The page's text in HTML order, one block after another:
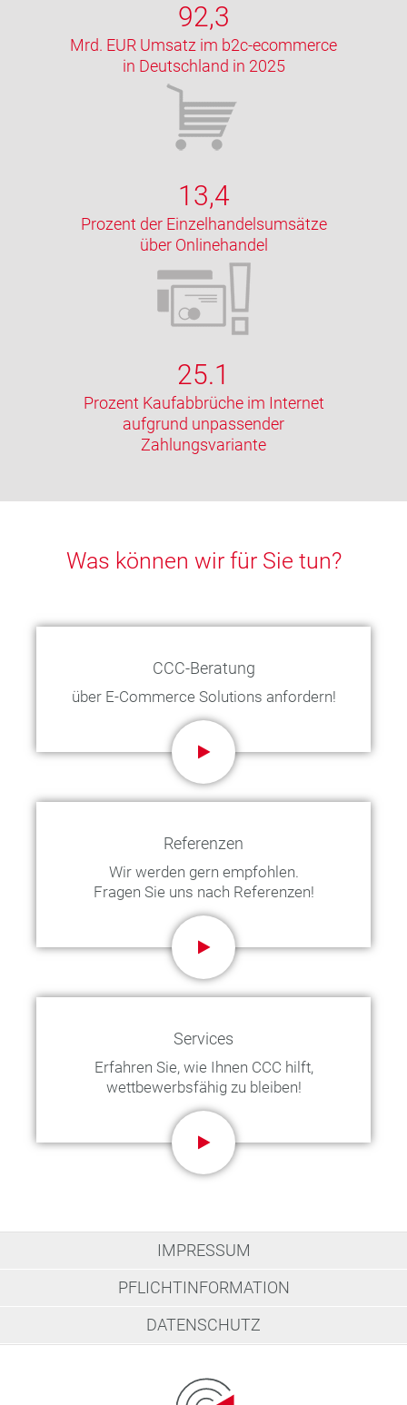
92,3
Mrd. EUR Umsatz im b2c-ecommerce
in Deutschland in 2025
13,4
Prozent der Einzelhandelsumsätze
über Onlinehandel
25.1
Prozent Kaufabbrüche im Internet
aufgrund unpassender
Zahlungsvariante
Was können wir für Sie tun?
CCC-Beratung
über E-Commerce Solutions anfordern!
Referenzen
Wir werden gern empfohlen.
Fragen Sie uns nach Referenzen!
Services
Erfahren Sie, wie Ihnen CCC hilft,
wettbewerbsfähig zu bleiben!
IMPRESSUM
PFLICHTINFORMATION
DATENSCHUTZ